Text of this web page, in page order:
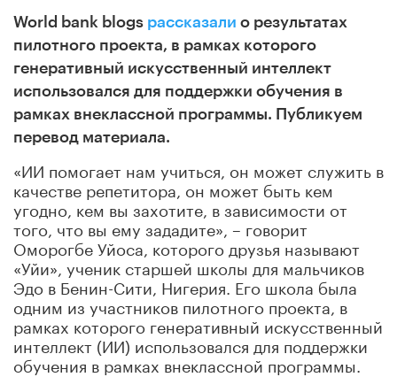
World bank blogs рассказали о результатах
пилотного проекта, в рамках которого
генеративный искусственный интеллект
использовался для поддержки обучения в
рамках внеклассной программы. Публикуем
перевод материала.
«ИИ помогает нам учиться, он может служить в
качестве репетитора, он может быть кем
угодно, кем вы захотите, в зависимости от
того, что вы ему зададите», – говорит
Оморогбе Уйоса, которого друзья называют
«Уйи», ученик старшей школы для мальчиков
Эдо в Бенин-Сити, Нигерия. Его школа была
одним из участников пилотного проекта, в
рамках которого генеративный искусственный
интеллект (ИИ) использовался для поддержки
обучения в рамках внеклассной программы.